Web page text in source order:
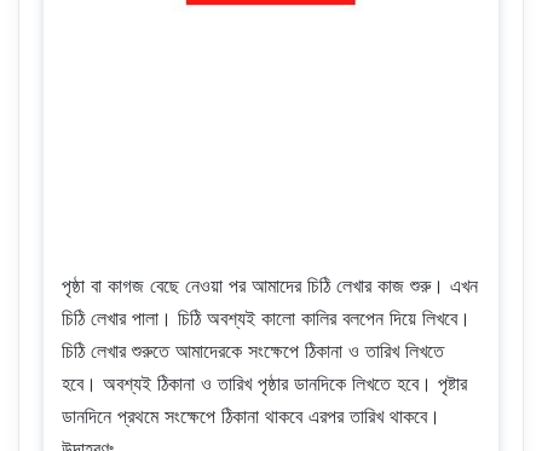
পৃষ্ঠা বা কাগজ বেছে নেওয়া পর আমাদের চিঠি লেখার কাজ শুরু। এখন
চিঠি লেখার পালা। চিঠি অবশ্যই কালো কালির বলপেন দিয়ে লিখবে।
চিঠি লেখার শুরুতে আমাদেরকে সংক্ষেপে ঠিকানা ও তারিখ লিখতে
হবে। অবশ্যই ঠিকানা ও তারিখ পৃষ্ঠার ডানদিকে লিখতে হবে। পৃষ্টার
ডানদিনে প্রথমে সংক্ষেপে ঠিকানা থাকবে এরপর তারিখ থাকবে।